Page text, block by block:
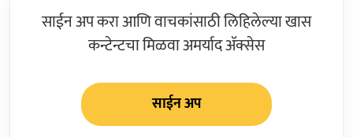
साईन अप करा आणि वाचकांसाठी लिहिलेल्या खास
कन्टेन्टचा मिळवा अमर्याद ॲक्सेस
साईन अप